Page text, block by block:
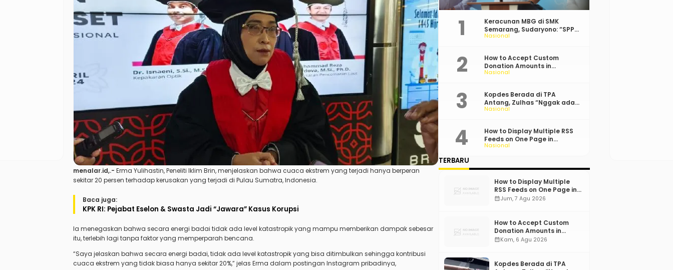
menalar.id,.- Erma Yulihastin, Peneliti Iklim Brin, menjelaskan bahwa cuaca ekstrem yang terjadi hanya berperan
sekitar 20 persen terhadap kerusakan yang terjadi di Pulau Sumatra, Indonesia.
Baca juga:
KPK RI: Pejabat Eselon & Swasta Jadi “Jawara” Kasus Korupsi
la menegaskan bahwa secara energi badai tidak ada level katastropik yang mampu memberikan dampak sebesar
itu, terlebih lagi tanpa faktor yang memperparah bencana.
“Saya jelaskan bahwa secara energi badai, tidak ada level katastropik yang bisa ditimbulkan sehingga kontribusi
cuaca ekstrem yang tidak biasa hanya sekitar 20%,” jelas Erma dalam postingan Instagram pribadinya,
Nasional
Keracunan MBG di SMK
Semarang, Sudaryono: “SPPG
Harus Bertanggung Jawab!”
Nasional
How to Accept Custom
Donation Amounts in
WordPress with Stripe
Nasional
Kopdes Berada di TPA
Antang, Zulhas “Nggak ada
Lahan!”
Nasional
How to Display Multiple RSS
Feeds on One Page in
WordPress
TERBARU
How to Display Multiple
RSS Feeds on One Page in
WordPress
calendar_monthJum, 7 Agu 2026
How to Accept Custom
Donation Amounts in
WordPress with Stripe
calendar_monthKam, 6 Agu 2026
Kopdes Berada di TPA